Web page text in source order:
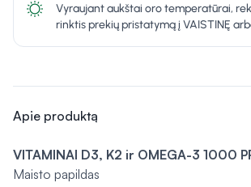
Vyraujant aukštai oro temperatūrai,
rinktis prekių pristatymą į VAISTINĘ
Apie produktą
VITAMINAI D3, K2 ir OMEGA-3 1000
Maisto papildas